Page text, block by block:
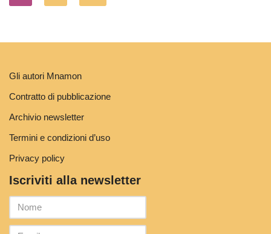
Gli autori Mnamon
Contratto di pubblicazione
Archivio newsletter
Termini e condizioni d’uso
Privacy policy
Iscriviti alla newsletter